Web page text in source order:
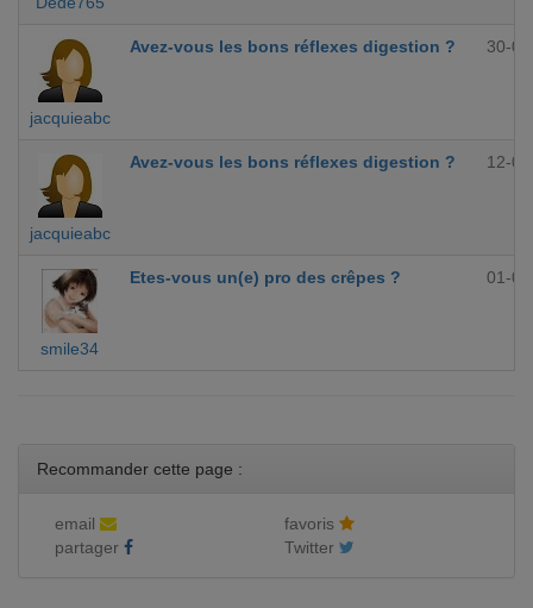
jacquieabc
Avez-vous les bons réflexes digestion ? 30-
jacquieabc
Avez-vous les bons réflexes digestion ? 12-
smile34
Etes-vous un(e) pro des crêpes ? 01-
Recommander cette page :
email
favoris
partager
Twitter